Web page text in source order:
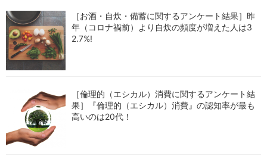
［お酒・自炊・備蓄に関するアンケート結果］昨
年（コロナ禍前）より自炊の頻度が増えた人は3
2.7%!
［倫理的（エシカル）消費に関するアンケート結
果］『倫理的（エシカル）消費』の認知率が最も
高いのは20代！